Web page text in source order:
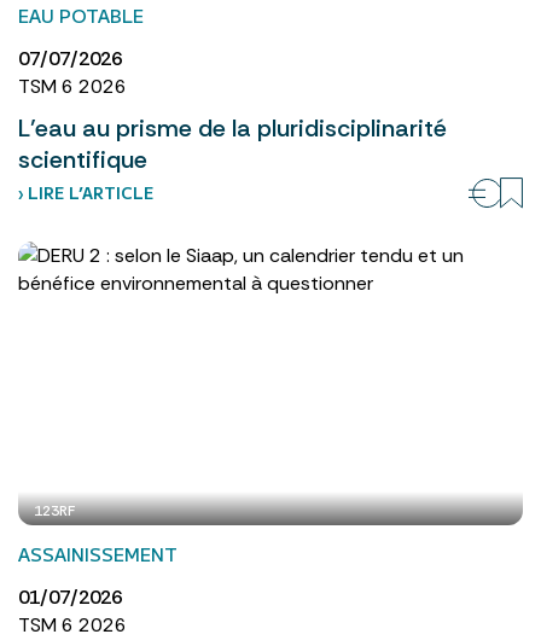
EAU POTABLE
07/07/2026
TSM 6 2026
L’eau au prisme de la pluridisciplinarité
scientifique
› LIRE L’ARTICLE
123RF
ASSAINISSEMENT
01/07/2026
TSM 6 2026